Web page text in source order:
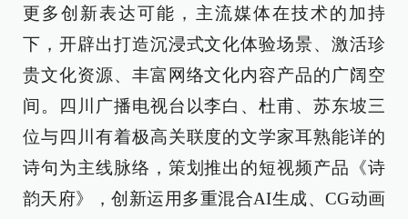
更多创新表达可能，主流媒体在技术的加持
下，开辟出打造沉浸式文化体验场景、激活珍
贵文化资源、丰富网络文化内容产品的广阔空
间。四川广播电视台以李白、杜甫、苏东坡三
位与四川有着极高关联度的文学家耳熟能详的
诗句为主线脉络，策划推出的短视频产品《诗
韵天府》，创新运用多重混合AI生成、CG动画